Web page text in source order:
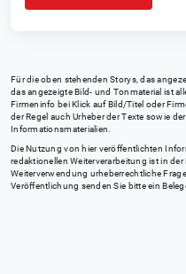
Für die oben stehenden Storys, das
das angezeigte Bild- und Tonmaterial ist
Firmeninfo bei Klick auf Bild/Titel oder
der Regel auch Urheber der Texte sowie
Informationsmaterialien.
Die Nutzung von hier veröffentlichten
redaktionellen Weiterverarbeitung ist in
Weiterverwendung urheberrechtliche
Veröffentlichung senden Sie bitte ein